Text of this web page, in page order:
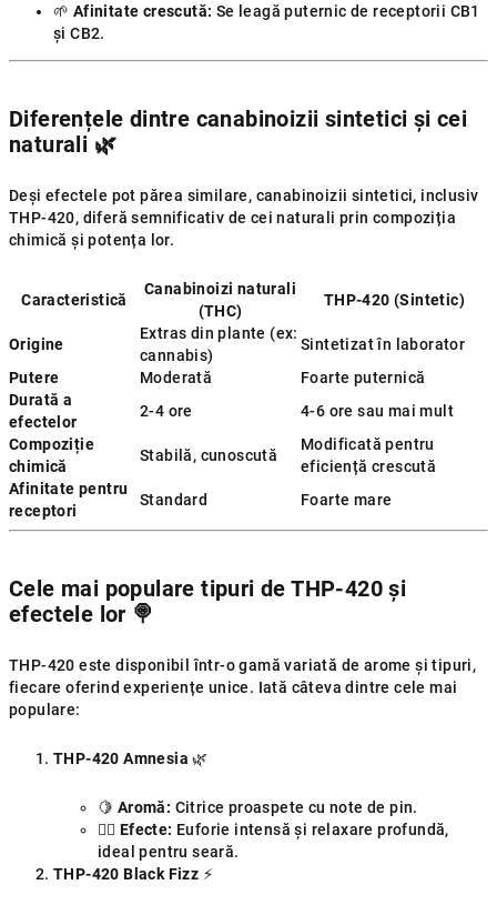
🌱 Afinitate crescută: Se leagă puternic de receptorii CB1
și CB2.
Diferențele dintre canabinoizii sintetici și cei
naturali 🌿
Deși efectele pot părea similare, canabinoizii sintetici, inclusiv
THP-420, diferă semnificativ de cei naturali prin compoziția
chimică și potența lor.
Caracteristică
Canabinoizi naturali
(THC)
THP-420 (Sintetic)
Origine
Extras din plante (ex:
cannabis)
Sintetizat în laborator
Putere
Moderată
Foarte puternică
Durată a
efectelor
2-4 ore
4-6 ore sau mai mult
Compoziție
chimică
Stabilă, cunoscută
Modificată pentru
eficiență crescută
Afinitate pentru
receptori
Standard Foarte mare
Cele mai populare tipuri de THP-420 și
efectele lor 🍭
THP-420 este disponibil într-o gamă variată de arome și tipuri,
fiecare oferind experiențe unice. Iată câteva dintre cele mai
populare:
THP-420 Amnesia 🌿
🍋 Aromă: Citrice proaspete cu note de pin.
🧘‍♂️ Efecte: Euforie intensă și relaxare profundă,
ideal pentru seară.
THP-420 Black Fizz ⚡